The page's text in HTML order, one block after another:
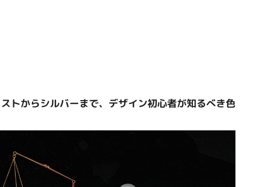
トからシルバーまで、デザイン初心者が知るべき色